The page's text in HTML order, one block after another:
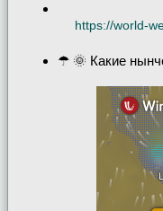
https://world-
☂ 🌞 Какие